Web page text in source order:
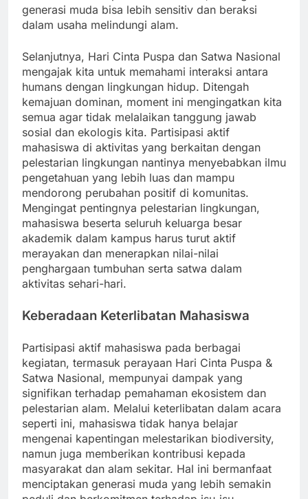
generasi muda bisa lebih sensitiv dan beraksi
dalam usaha melindungi alam.
Selanjutnya, Hari Cinta Puspa dan Satwa Nasional
mengajak kita untuk memahami interaksi antara
humans dengan lingkungan hidup. Ditengah
kemajuan dominan, moment ini mengingatkan kita
semua agar tidak melalaikan tanggung jawab
sosial dan ekologis kita. Partisipasi aktif
mahasiswa di aktivitas yang berkaitan dengan
pelestarian lingkungan nantinya menyebabkan ilmu
pengetahuan yang lebih luas dan mampu
mendorong perubahan positif di komunitas.
Mengingat pentingnya pelestarian lingkungan,
mahasiswa beserta seluruh keluarga besar
akademik dalam kampus harus turut aktif
merayakan dan menerapkan nilai-nilai
penghargaan tumbuhan serta satwa dalam
aktivitas sehari-hari.
Keberadaan Keterlibatan Mahasiswa
Partisipasi aktif mahasiswa pada berbagai
kegiatan, termasuk perayaan Hari Cinta Puspa &
Satwa Nasional, mempunyai dampak yang
signifikan terhadap pemahaman ekosistem dan
pelestarian alam. Melalui keterlibatan dalam acara
seperti ini, mahasiswa tidak hanya belajar
mengenai kapentingan melestarikan biodiversity,
namun juga memberikan kontribusi kepada
masyarakat dan alam sekitar. Hal ini bermanfaat
menciptakan generasi muda yang lebih semakin